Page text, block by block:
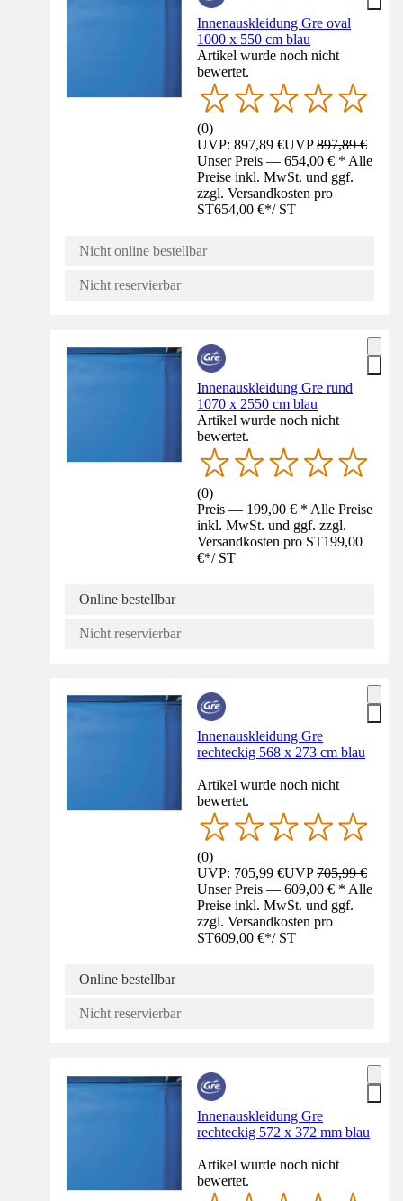
Innenauskleidung Gre oval
1000 x 550 cm blau
Artikel wurde noch nicht
bewertet.
(0)
UVP: 897,89 €UVP897,89 €
Unser Preis — 654,00 € * Alle
Preise inkl. MwSt. und ggf.
zzgl. Versandkosten pro
ST654,00 €*/ ST
Nicht online bestellbar
Nicht reservierbar
Innenauskleidung Gre rund
1070 x 2550 cm blau
Artikel wurde noch nicht
bewertet.
(0)
Preis — 199,00 € * Alle Preise
inkl. MwSt. und ggf. zzgl.
Versandkosten pro ST199,00
€*/ ST
Online bestellbar
Nicht reservierbar
Innenauskleidung Gre
rechteckig 568 x 273 cm blau
Artikel wurde noch nicht
bewertet.
(0)
UVP: 705,99 €UVP705,99 €
Unser Preis — 609,00 € * Alle
Preise inkl. MwSt. und ggf.
zzgl. Versandkosten pro
ST609,00 €*/ ST
Online bestellbar
Nicht reservierbar
Innenauskleidung Gre
rechteckig 572 x 372 mm blau
Artikel wurde noch nicht
bewertet.